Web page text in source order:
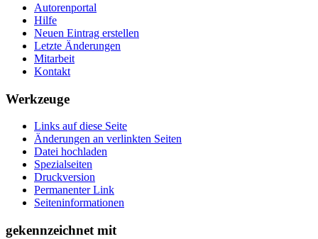
Autorenportal
Hilfe
Neuen Eintrag erstellen
Letzte Änderungen
Mitarbeit
Kontakt
Werkzeuge
Links auf diese Seite
Änderungen an verlinkten Seiten
Datei hochladen
Spezialseiten
Druckversion
Permanenter Link
Seiten­­informationen
gekennzeichnet mit